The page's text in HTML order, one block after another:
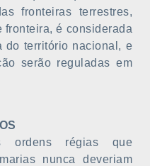
fronteiras terrestres,
fronteira, é considerada
do território nacional, e
serão reguladas em
ordens régias que
nunca deveriam